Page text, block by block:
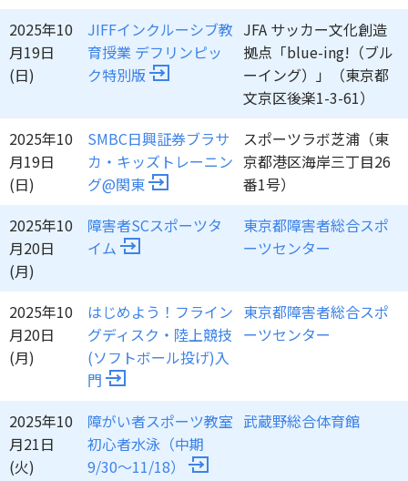
2025年10
月19日
(日)
JIFFインクルーシブ教
育授業 デフリンピッ
ク特別版
JFA サッカー文化創造
拠点「blue-ing!（ブル
ーイング）」（東京都
文京区後楽1-3-61）
2025年10
月19日
(日)
SMBC日興証券ブラサ
カ・キッズトレーニン
グ@関東
スポーツラボ芝浦（東
京都港区海岸三丁目26
番1号）
2025年10
月20日
(月)
障害者SCスポーツタ
イム
東京都障害者総合スポ
ーツセンター
2025年10
月20日
(月)
はじめよう！フライン
グディスク・陸上競技
(ソフトボール投げ)入
門
東京都障害者総合スポ
ーツセンター
2025年10
月21日
(火)
障がい者スポーツ教室
初心者水泳（中期
9/30～11/18）
武蔵野総合体育館